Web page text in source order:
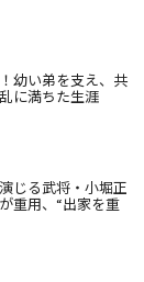
幼い弟を支え、共
に満ちた生涯
じる武将・小堀正
重用、“出家を重